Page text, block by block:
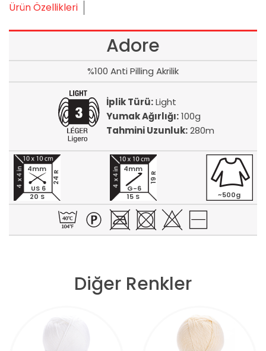
Ürün Özellikleri
Adore
%100 Anti Pilling Akrilik
İplik Türü:Light
Yumak Ağırlığı:100g
Tahmini Uzunluk:280m
20 S
24 R
4mm
US 6
15 S
19 R
4mm
G-6
~500g
Diğer Renkler